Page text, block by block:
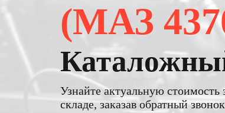
(МАЗ
Узнайте актуальную стоимость
складе, заказав обратный